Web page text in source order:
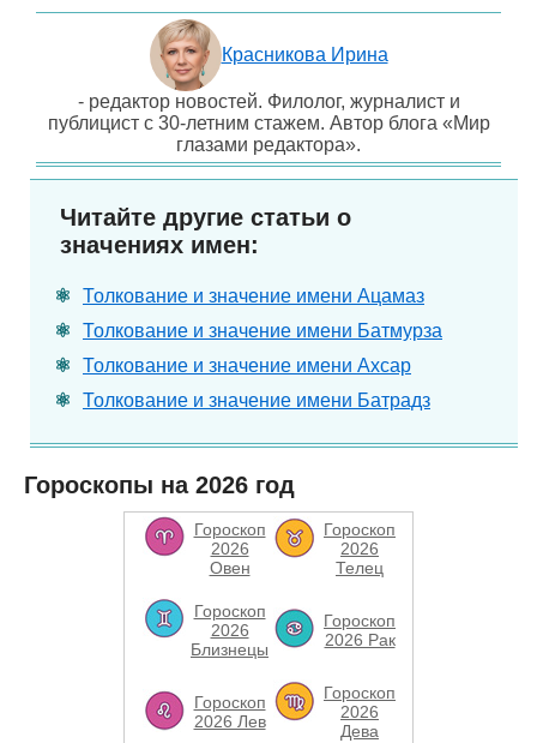
Красникова Ирина
- редактор новостей. Филолог, журналист и
публицист с 30-летним стажем. Автор блога «Мир
глазами редактора».
Читайте другие статьи о
значениях имен:
Толкование и значение имени Ацамаз
Толкование и значение имени Батмурза
Толкование и значение имени Ахсар
Толкование и значение имени Батрадз
Гороскопы на 2026 год
Гороскоп
2026
Овен
Гороскоп
2026
Телец
Гороскоп
2026
Близнецы
Гороскоп
2026 Рак
Гороскоп
2026 Лев
Гороскоп
2026
Дева